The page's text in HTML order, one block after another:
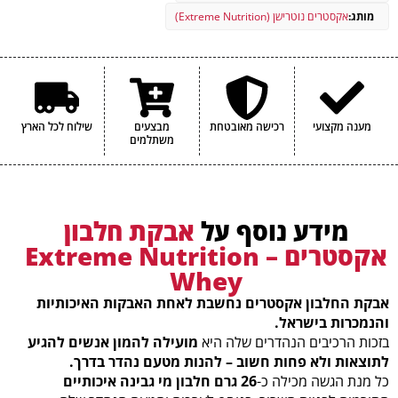
מותג:אקסטרים נוטרישן (Extreme Nutrition)
מענה מקצועי רכישה מאובטחת
מבצעים
משתלמים
שילוח לכל הארץ
מידע נוסף על אבקת חלבון
אקסטרים – Extreme Nutrition
Whey
אבקת החלבון אקסטרים נחשבת לאחת האבקות האיכותיות
והנמכרות בישראל.
בזכות הרכיבים הנהדרים שלה היא מועילה להמון אנשים להגיע
לתוצאות ולא פחות חשוב – להנות מטעם נהדר בדרך.
כל מנת הגשה מכילה כ-26 גרם חלבון מי גבינה איכותיים